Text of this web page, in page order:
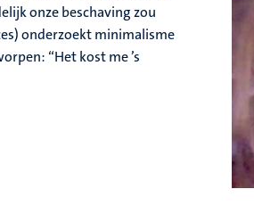
onze beschaving zou
onderzoekt minimalisme
“Het kost me ’s